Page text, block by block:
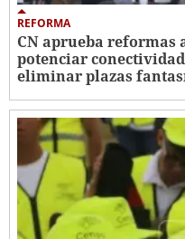
REFORMA
CN aprueba reformas
potenciar
eliminar plazas